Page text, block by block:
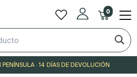
0
PENÍNSULA · 14 DÍAS DE DEVOLUCIÓN